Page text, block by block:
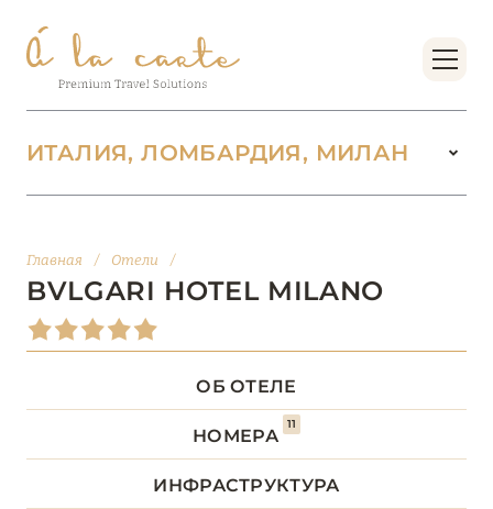
ИТАЛИЯ, ЛОМБАРДИЯ, МИЛАН
ВАЛЛЕ-Д’АОСТА
ВЕНЕТО
ДОЛОМИТОВЫЕ АЛЬПЫ
КАМПАНИЯ 5
Главная / Отели /
BVLGARI HOTEL MILANO
ОБ ОТЕЛЕ
НОМЕРА
11
ИНФРАСТРУКТУРА